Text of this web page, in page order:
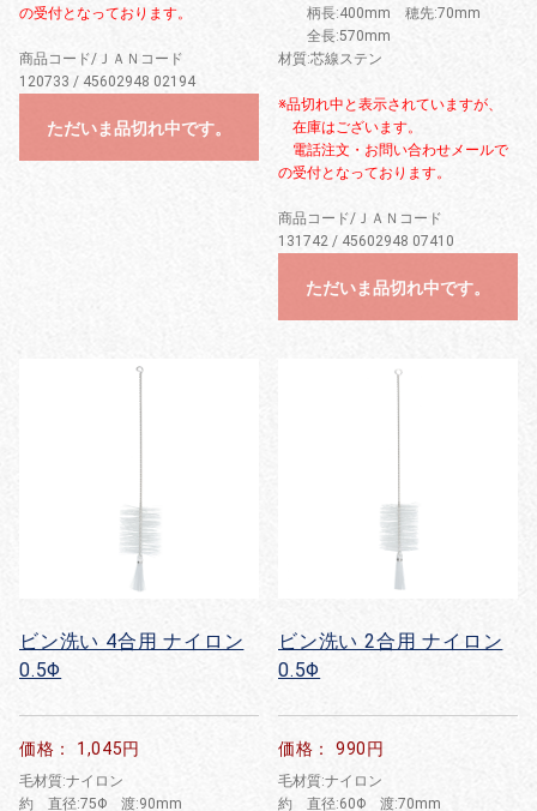
の受付となっております。
商品コード/ＪＡＮコード
120733 / 45602948 02194
ただいま品切れ中です。
柄長:400mm 穂先:70mm
全長:570mm
材質:芯線ステン
※品切れ中と表示されていますが、
在庫はございます。
電話注文・お問い合わせメールで
の受付となっております。
商品コード/ＪＡＮコード
131742 / 45602948 07410
ただいま品切れ中です。
ビン洗い 4合用 ナイロン
0.5Φ
価格： 1,045円
毛材質:ナイロン
約 直径:75Φ 渡:90mm
ビン洗い 2合用 ナイロン
0.5Φ
価格： 990円
毛材質:ナイロン
約 直径:60Φ 渡:70mm